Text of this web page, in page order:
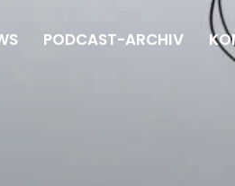
PODCAST-ARCHIV